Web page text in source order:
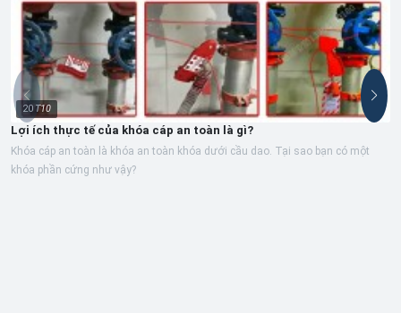
20 T10
Lợi ích thực tế của khóa cáp an toàn là gì?
Khóa cáp an toàn là khóa an toàn khóa dưới cầu dao. Tại sao bạn có một
khóa phần cứng như vậy?